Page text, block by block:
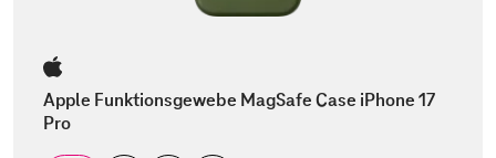
Apple Funktionsgewebe MagSafe Case iPhone 17
Pro